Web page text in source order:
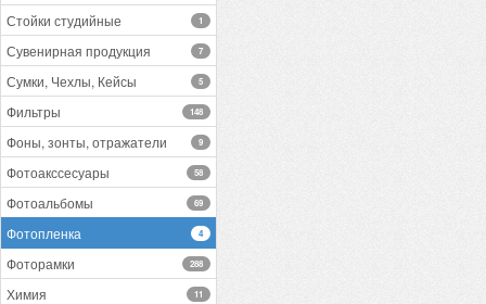
Стойки студийные 1
Сувенирная продукция 7
Сумки, Чехлы, Кейсы 5
Фильтры 148
Фоны, зонты, отражатели 9
Фотоакссесуары 58
Фотоальбомы 69
Фотопленка 4
Фоторамки 288
Химия 11